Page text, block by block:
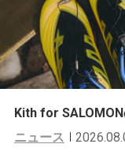
Kith for
ニュース